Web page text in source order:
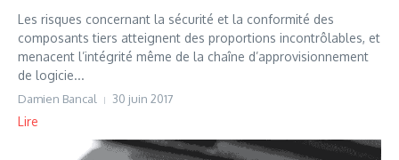
Les risques concernant la sécurité et la conformité des
composants tiers atteignent des proportions incontrôlables, et
menacent l’intégrité même de la chaîne d’approvisionnement
de logicie...
Damien Bancal 30 juin 2017
Lire